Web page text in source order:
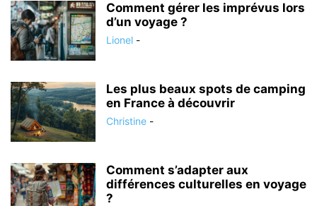
Comment gérer les imprévus lors
d’un voyage ?
Lionel -
Les plus beaux spots de camping
en France à découvrir
Christine -
Comment s’adapter aux
différences culturelles en voyage
?